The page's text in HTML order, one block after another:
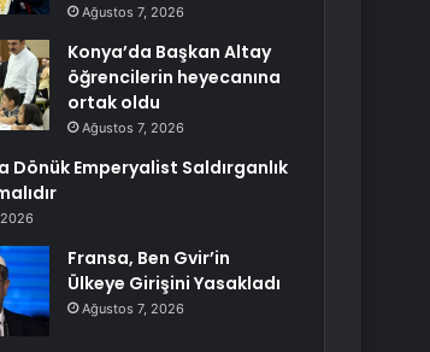
Ağustos 7, 2026
Konya’da Başkan Altay
öğrencilerin heyecanına
ortak oldu
Ağustos 7, 2026
Dönük Emperyalist Saldırganlık
Fransa, Ben Gvir’in
Ülkeye Girişini Yasakladı
Ağustos 7, 2026